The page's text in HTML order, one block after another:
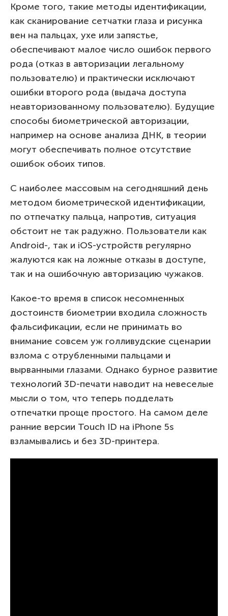
Кроме того, такие методы идентификации,
как сканирование сетчатки глаза и рисунка
вен на пальцах, ухе или запястье,
обеспечивают малое число ошибок первого
рода (отказ в авторизации легальному
пользователю) и практически исключают
ошибки второго рода (выдача доступа
неавторизованному пользователю). Будущие
способы биометрической авторизации,
например на основе анализа ДНК, в теории
могут обеспечивать полное отсутствие
ошибок обоих типов.
С наиболее массовым на сегодняшний день
методом биометрической идентификации,
по отпечатку пальца, напротив, ситуация
обстоит не так радужно. Пользователи как
Android-, так и iOS-устройств регулярно
жалуются как на ложные отказы в доступе,
так и на ошибочную авторизацию чужаков.
Какое-то время в список несомненных
достоинств биометрии входила сложность
фальсификации, если не принимать во
внимание совсем уж голливудские сценарии
взлома с отрубленными пальцами и
вырванными глазами. Однако бурное развитие
технологий 3D-печати наводит на невеселые
мысли о том, что теперь подделать
отпечатки проще простого. На самом деле
ранние версии Touch ID на iPhone 5s
взламывались и без 3D-принтера.